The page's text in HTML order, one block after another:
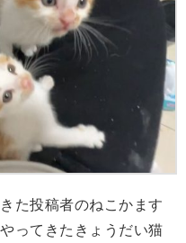
た投稿者のねこかます
ってきたきょうだい猫